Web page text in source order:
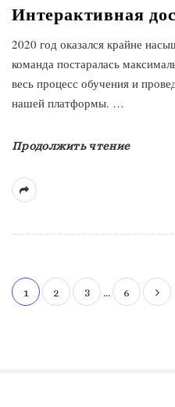
Интерактивная
2020 год оказался крайне
команда постаралась
весь процесс обучения и
нашей платформы. …
Продолжить чтение
Н1 2 3 … 6